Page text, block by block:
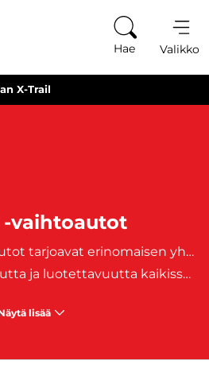
Hae Valikko
X-Trail
-vaihtoautot
Nissan X-Trail vaihtoautot tarjoavat erinomaisen yhdistelmän tilavuutta, voimaa ja monikäyttöisyyttä, tehden niistä täydellisen valinnan perheille ja seikkailunhaluisille kuljettajille. Tämä SUV-malli yhdistää voimakkaan ulkonäön ja edistykselliset off-road-ominaisuudet, mikä tekee siitä luotettavan kumppanin sekä kaupunkiajoon että vaativille maastoille. X-Trailin moderni muotoilu, jossa korostuvat jämäkkä etusäleikkö ja näyttävät LED-ajovalot, viestii sen kyvystä kohdata erilaisia ajotilanteita. Nissan X-Trail tarjoaa avarat sisätilat, jotka mahdollistavat mukavan matkustamisen kaikille. Autossa on riittävästi tilaa perheille, ja sen muunneltavat istuimet tarjoavat joustavuutta tavaroiden kuljettamiseen. X-Trailin varusteluun kuuluu monipuolista teknologiaa, kuten intuitiivinen kosketusnäyttö, navigointijärjestelmä ja edistykselliset turvavarusteet, jotka tekevät ajamisesta sujuvaa ja turvallista. Nissan X-Trail vaihtoautot sopivat erityisesti niille, jotka tarvitsevat tilavan ja monikäyttöisen SUV
X-Trail on erinomainen valinta niin kaupunkiajoon kuin pidemmille matkoille. J. Rinta-Joupilta ostat käytetyt, aiemmin omistuksessa olleet Nissan X-Trail -vaihtoautot. Autoihin on saatavilla edullinen
lisää